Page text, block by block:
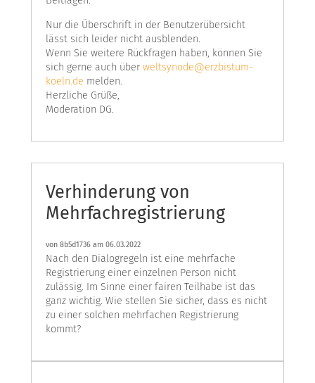
Nur die Überschrift in der Benutzerübersicht
lässt sich leider nicht ausblenden.
Wenn Sie weitere Rückfragen haben, können Sie
sich gerne auch über weltsynode@erzbistum-
koeln.de melden.
Herzliche Grüße,
Moderation DG.
Verhinderung von
Mehrfachregistrierung
von 8b5d1736 am 06.03.2022
Nach den Dialogregeln ist eine mehrfache
Registrierung einer einzelnen Person nicht
zulässig. Im Sinne einer fairen Teilhabe ist das
ganz wichtig. Wie stellen Sie sicher, dass es nicht
zu einer solchen mehrfachen Registrierung
kommt?